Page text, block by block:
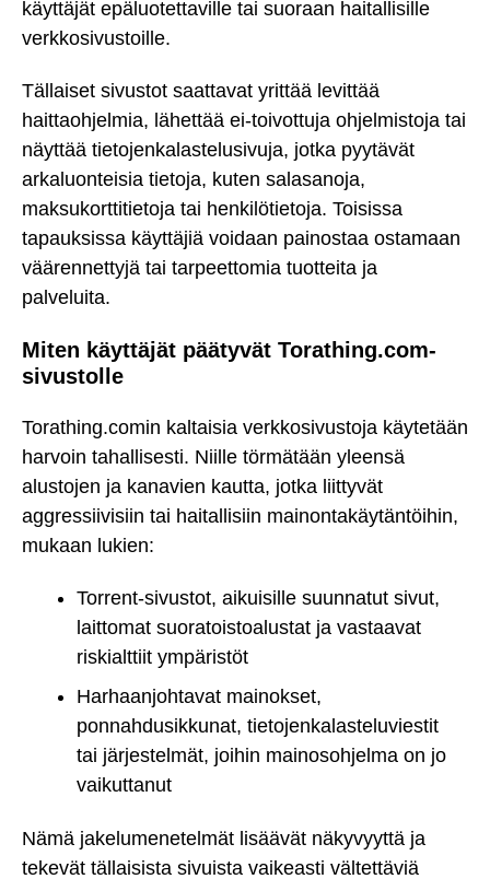
käyttäjät epäluotettaville tai suoraan haitallisille
verkkosivustoille.
Tällaiset sivustot saattavat yrittää levittää
haittaohjelmia, lähettää ei-toivottuja ohjelmistoja tai
näyttää tietojenkalastelusivuja, jotka pyytävät
arkaluonteisia tietoja, kuten salasanoja,
maksukorttitietoja tai henkilötietoja. Toisissa
tapauksissa käyttäjiä voidaan painostaa ostamaan
väärennettyjä tai tarpeettomia tuotteita ja
palveluita.
Miten käyttäjät päätyvät Torathing.com-
sivustolle
Torathing.comin kaltaisia verkkosivustoja käytetään
harvoin tahallisesti. Niille törmätään yleensä
alustojen ja kanavien kautta, jotka liittyvät
aggressiivisiin tai haitallisiin mainontakäytäntöihin,
mukaan lukien:
Torrent-sivustot, aikuisille suunnatut sivut,
laittomat suoratoistoalustat ja vastaavat
riskialttiit ympäristöt
Harhaanjohtavat mainokset,
ponnahdusikkunat, tietojenkalasteluviestit
tai järjestelmät, joihin mainosohjelma on jo
vaikuttanut
Nämä jakelumenetelmät lisäävät näkyvyyttä ja
tekevät tällaisista sivuista vaikeasti vältettäviä